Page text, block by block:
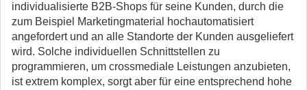
individualisierte B2B-Shops für seine Kunden, durch die
zum Beispiel Marketingmaterial hochautomatisiert
angefordert und an alle Standorte der Kunden ausgeliefert
wird. Solche individuellen Schnittstellen zu
programmieren, um crossmediale Leistungen anzubieten,
ist extrem komplex, sorgt aber für eine entsprechend hohe